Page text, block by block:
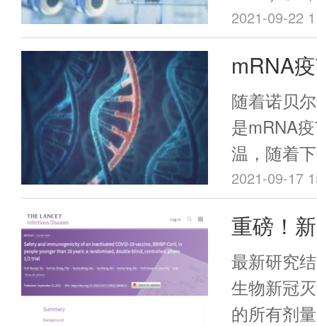
十多年里
主细胞中
历了几次
图2）。
活动参加
构、长期
聚集场所
所人群以
先接种流
示，目前
于高位水
株的不断
不确定性
情与流感
流行的风
工作的复
2021-09-22
mRNA
随着诺贝
是mRNA
温，随着
猜测也越
科学家的
mRNA医
际上，通
了数百名
果。
2021-09-17
重磅！
使用数
最新研究
生物新冠
的所有剂